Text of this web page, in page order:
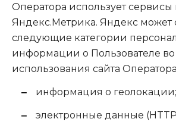
Оператора использует сервисы
Яндекс.Метрика. Яндекс может
следующие категории
информации о Пользователе
использования сайта
информация о геолокации;
электронные данные